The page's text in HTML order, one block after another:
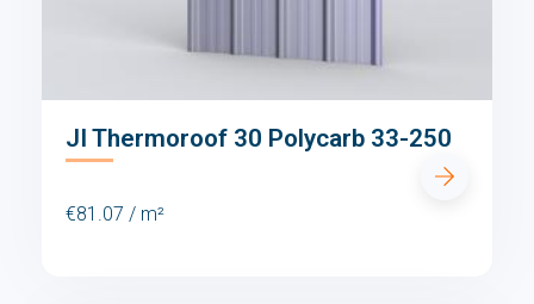
JI Thermoroof 30 Polycarb 33-250
€81.07 / m²